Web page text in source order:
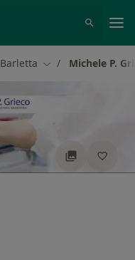
Barletta Cambia città
Michele P.